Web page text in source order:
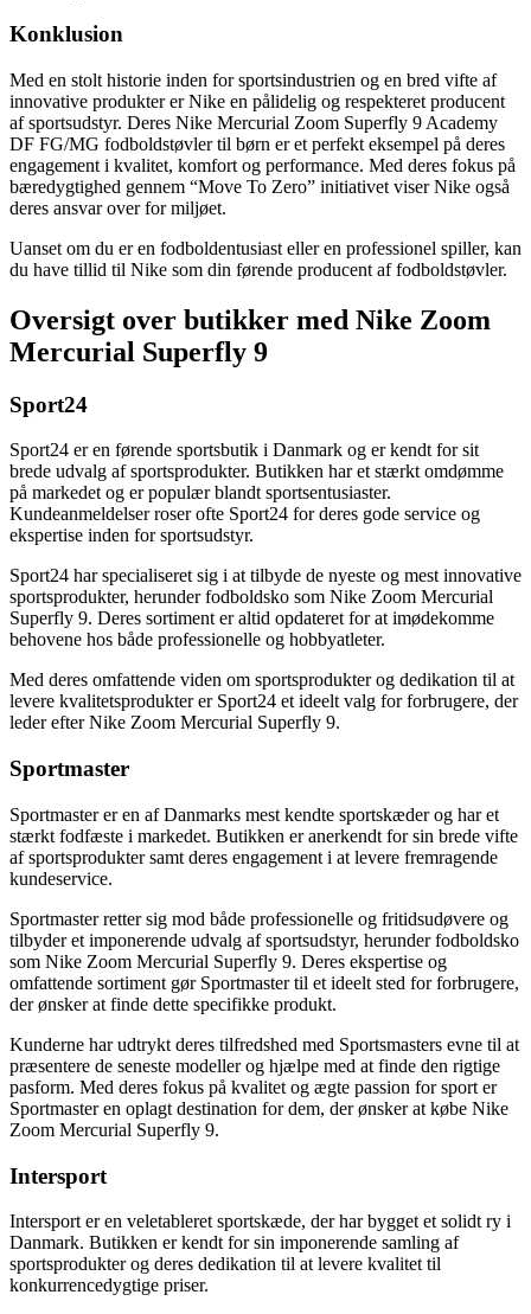
Konklusion
Med en stolt historie inden for sportsindustrien og en bred vifte af
innovative produkter er Nike en pålidelig og respekteret producent
af sportsudstyr. Deres Nike Mercurial Zoom Superfly 9 Academy
DF FG/MG fodboldstøvler til børn er et perfekt eksempel på deres
engagement i kvalitet, komfort og performance. Med deres fokus på
bæredygtighed gennem “Move To Zero” initiativet viser Nike også
deres ansvar over for miljøet.
Uanset om du er en fodboldentusiast eller en professionel spiller, kan
du have tillid til Nike som din førende producent af fodboldstøvler.
Oversigt over butikker med Nike Zoom
Mercurial Superfly 9
Sport24
Sport24 er en førende sportsbutik i Danmark og er kendt for sit
brede udvalg af sportsprodukter. Butikken har et stærkt omdømme
på markedet og er populær blandt sportsentusiaster.
Kundeanmeldelser roser ofte Sport24 for deres gode service og
ekspertise inden for sportsudstyr.
Sport24 har specialiseret sig i at tilbyde de nyeste og mest innovative
sportsprodukter, herunder fodboldsko som Nike Zoom Mercurial
Superfly 9. Deres sortiment er altid opdateret for at imødekomme
behovene hos både professionelle og hobbyatleter.
Med deres omfattende viden om sportsprodukter og dedikation til at
levere kvalitetsprodukter er Sport24 et ideelt valg for forbrugere, der
leder efter Nike Zoom Mercurial Superfly 9.
Sportmaster
Sportmaster er en af Danmarks mest kendte sportskæder og har et
stærkt fodfæste i markedet. Butikken er anerkendt for sin brede vifte
af sportsprodukter samt deres engagement i at levere fremragende
kundeservice.
Sportmaster retter sig mod både professionelle og fritidsudøvere og
tilbyder et imponerende udvalg af sportsudstyr, herunder fodboldsko
som Nike Zoom Mercurial Superfly 9. Deres ekspertise og
omfattende sortiment gør Sportmaster til et ideelt sted for forbrugere,
der ønsker at finde dette specifikke produkt.
Kunderne har udtrykt deres tilfredshed med Sportsmasters evne til at
præsentere de seneste modeller og hjælpe med at finde den rigtige
pasform. Med deres fokus på kvalitet og ægte passion for sport er
Sportmaster en oplagt destination for dem, der ønsker at købe Nike
Zoom Mercurial Superfly 9.
Intersport
Intersport er en veletableret sportskæde, der har bygget et solidt ry i
Danmark. Butikken er kendt for sin imponerende samling af
sportsprodukter og deres dedikation til at levere kvalitet til
konkurrencedygtige priser.